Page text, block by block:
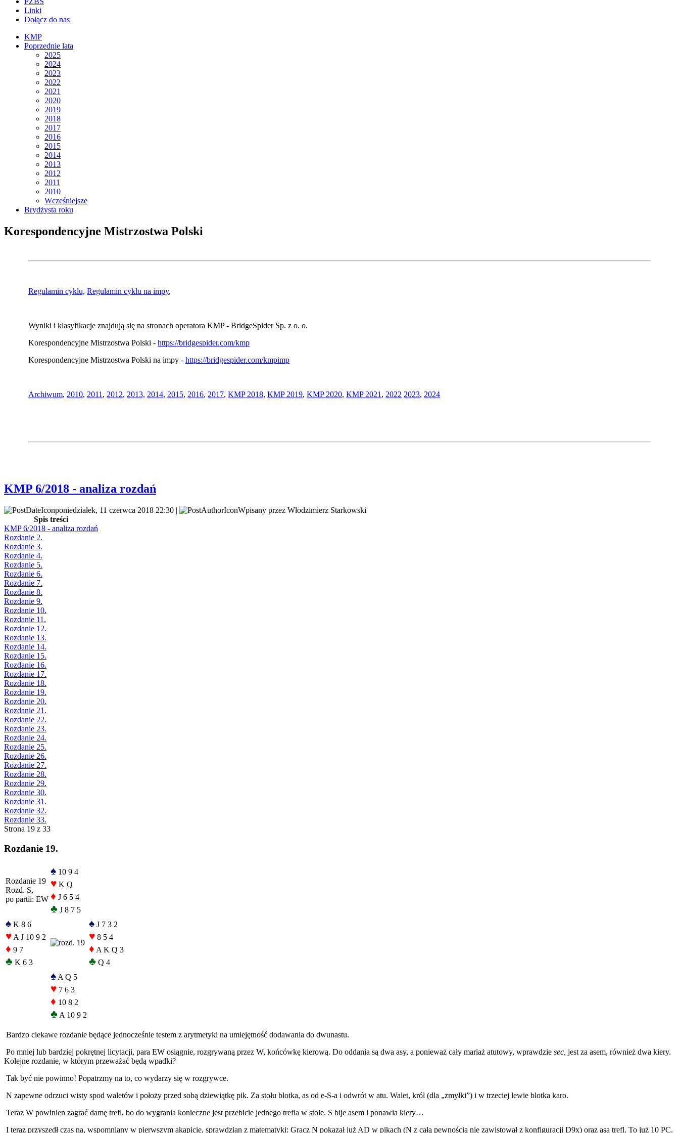
Linki
Dołącz do nas
KMP
Poprzednie lata
2025
2024
2023
2022
2021
2020
2019
2018
2017
2016
2015
2014
2013
2012
2011
2010
Wcześniejsze
Brydżysta roku
Korespondencyjne Mistrzostwa Polski
Regulamin cyklu, Regulamin cyklu na impy,
Wyniki i klasyfikacje znajdują się na stronach operatora KMP - BridgeSpider Sp. z o. o.
Korespondencyjne Mistrzostwa Polski - https://bridgespider.com/kmp
Korespondencyjne Mistrzostwa Polski na impy - https://bridgespider.com/kmpimp
Archiwum, 2010, 2011 , 2012, 2013, 2014, 2015, 2016, 2017, KMP 2018, KMP 2019, KMP 2020, KMP 2021 , 2022 2023, 2024
KMP 6/2018 - analiza rozdań
poniedziałek, 11 czerwca 2018 22:30 |
Wpisany przez Włodzimierz Starkowski
Spis treści
KMP 6/2018 - analiza rozdań
Rozdanie 2.
Rozdanie 3.
Rozdanie 4.
Rozdanie 5.
Rozdanie 6.
Rozdanie 7.
Rozdanie 8.
Rozdanie 9.
Rozdanie 10.
Rozdanie 11.
Rozdanie 12.
Rozdanie 13.
Rozdanie 14.
Rozdanie 15.
Rozdanie 16.
Rozdanie 17.
Rozdanie 18.
Rozdanie 19.
Rozdanie 20.
Rozdanie 21.
Rozdanie 22.
Rozdanie 23.
Rozdanie 24.
Rozdanie 25.
Rozdanie 26.
Rozdanie 27.
Rozdanie 28.
Rozdanie 29.
Rozdanie 30.
Rozdanie 31.
Rozdanie 32.
Rozdanie 33.
Strona 19 z 33
Rozdanie 19.
Rozdanie 19
Rozd. S,
po partii: EW
♠ 10 9 4
♥ K Q
♦ J 6 5 4
♣ J 8 7 5
♠ K 8 6
♥ A J 10 9 2
♦ 9 7
♣ K 6 3
♠ J 7 3 2
♥ 8 5 4
♦ A K Q 3
♣ Q 4
♠ A Q 5
♥ 7 6 3
♦ 10 8 2
♣ A 10 9 2
Bardzo ciekawe rozdanie będące jednocześnie testem z arytmetyki na umiejętność dodawania do dwunastu.
Po mniej lub bardziej pokrętnej licytacji, para EW osiągnie, rozgrywaną przez W, końcówkę kierową. Do oddania są dwa asy, a ponieważ cały mariaż atutowy, wprawdzie sec, jest za asem, również dwa kiery.
Kolejne rozdanie, w którym przeważać będą wpadki?
Tak być nie powinno! Popatrzmy na to, co wydarzy się w rozgrywce.
N zapewne odrzuci wisty spod waletów i położy przed sobą dziewiątkę pik. Za stołu blotka, as od e-S-a i odwrót w atu. Walet, król (dla „zmyłki”) i w trzeciej lewie blotka karo.
Teraz W powinien zagrać damę trefl, bo do wygrania konieczne jest przebicie jednego trefla w stole. S bije asem i ponawia kiery…
I teraz przyszedł czas na, wspomniany w pierwszym akapicie, sprawdzian z matematyki: Gracz N pokazał już AD w pikach (N z całą pewnością nie zawistował z konfiguracji D9x) oraz asa trefl. To już 10 PC.